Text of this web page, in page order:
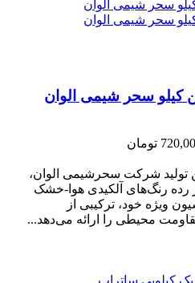
کیلو سحر شیمی الوان
تومان
تولید شرکت سحرشیمی الوان،
رده رنگ‌های آلکیدی هوا-خشک
ویژه خود، ترکیبی از
محیطی را ارائه می‌دهد...